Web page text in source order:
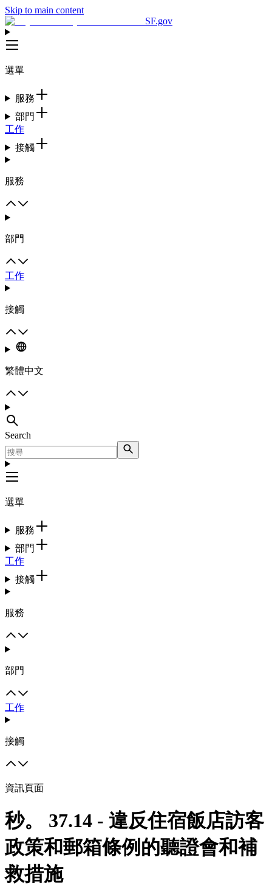
Skip to main content
SF.gov
選單
服務
部門
工作
接觸
服務
部門
工作
接觸
繁體中文
Search
選單
服務
部門
工作
接觸
服務
部門
工作
接觸
資訊頁面
秒。 37.14 - 違反住宿飯店訪客
政策和郵箱條例的聽證會和補
救措施